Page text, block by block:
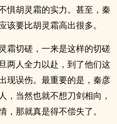
惧胡灵霜的实力。甚至，秦
该要比胡灵霜高出很多。
霜切磋，一来是这样的切磋
两人全力以赴，到了他们这
现误伤。最重要的是，秦彦
，当然也就不想刀剑相向，
，那就真是得不偿失了。